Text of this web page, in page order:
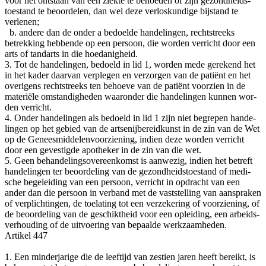
toe­stand te beoor­de­len, dan wel deze ver­los­kun­di­ge bij­stand te
verlenen;
b. ande­re dan de onder a bedoel­de han­de­lin­gen, recht­streeks
betrek­king heb­ben­de op een per­soon, die wor­den ver­richt door een
arts of tand­arts in die hoedanigheid.
3. Tot de han­de­lin­gen, bedoeld in lid 1, wor­den mede gere­kend het
in het kader daar­van ver­ple­gen en ver­zor­gen van de pati­ënt en het
ove­ri­gens recht­streeks ten behoe­ve van de pati­ënt voor­zien in de
mate­ri­ë­le omstan­dig­he­den waar­on­der die han­de­lin­gen kun­nen wor­
den verricht.
4. Onder han­de­lin­gen als bedoeld in lid 1 zijn niet begre­pen han­de­
lin­gen op het gebied van de art­se­nij­be­reid­kunst in de zin van de Wet
op de Genees­mid­de­len­voor­zie­ning, indien deze wor­den ver­richt
door een geves­tig­de apo­the­ker in de zin van die wet.
5. Geen behan­de­lings­over­een­komst is aan­we­zig, indien het betreft
han­de­lin­gen ter beoor­de­ling van de gezond­heids­toe­stand of medi­
sche bege­lei­ding van een per­soon, ver­richt in opdracht van een
ander dan die per­soon in ver­band met de vast­stel­ling van aan­spra­ken
of ver­plich­tin­gen, de toe­la­ting tot een ver­ze­ke­ring of voor­zie­ning, of
de beoor­de­ling van de geschikt­heid voor een oplei­ding, een arbeids­
ver­hou­ding of de uit­voe­ring van bepaal­de werkzaamheden.
Arti­kel 447
1. Een min­der­ja­ri­ge die de leef­tijd van zes­tien jaren heeft bereikt, is